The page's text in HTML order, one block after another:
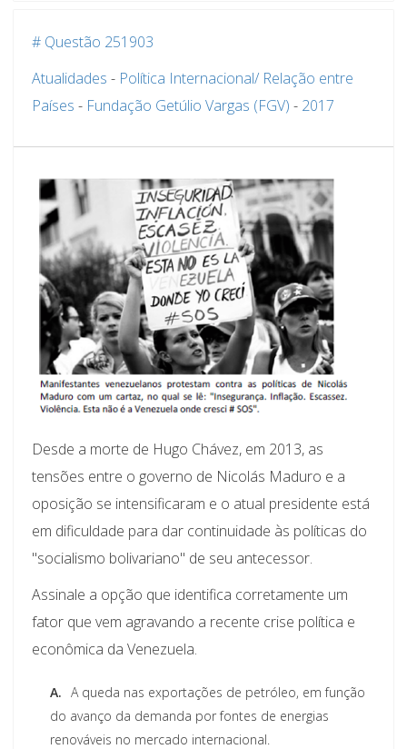
# Questão 251903
Atualidades - Política Internacional/ Relação entre
Países - Fundação Getúlio Vargas (FGV) - 2017
Desde a morte de Hugo Chávez, em 2013, as
tensões entre o governo de Nicolás Maduro e a
oposição se intensificaram e o atual presidente está
em dificuldade para dar continuidade às políticas do
"socialismo bolivariano" de seu antecessor.
Assinale a opção que identifica corretamente um
fator que vem agravando a recente crise política e
econômica da Venezuela.
A. A queda nas exportações de petróleo, em função
do avanço da demanda por fontes de energias
renováveis no mercado internacional.